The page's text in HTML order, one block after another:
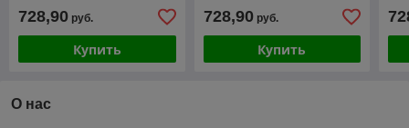
столешницу 140 над
стиральной
728,90 руб.
Купить
столешницу 140 над
стиральной
728,90руб.
Купить
О нас